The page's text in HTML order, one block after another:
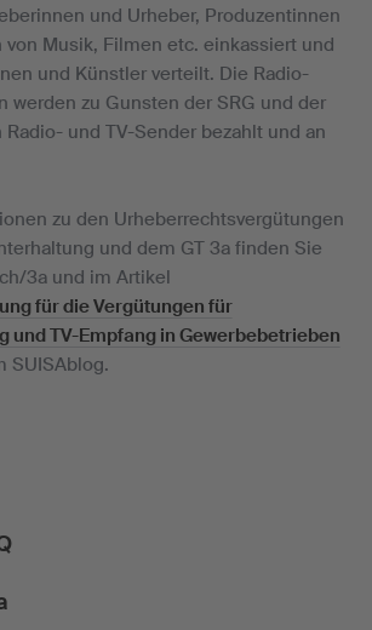
und Urheber, Produzentinnen
von Musik, Filmen etc. einkassiert und
und Künstler verteilt. Die Radio-
werden zu Gunsten der SRG und der
und TV-Sender bezahlt und an
zu den Urheberrechtsvergütungen
und dem GT 3a finden Sie
3a und im Artikel
für die Vergütungen für
und TV-Empfang in Gewerbebetrieben
SUISAblog.